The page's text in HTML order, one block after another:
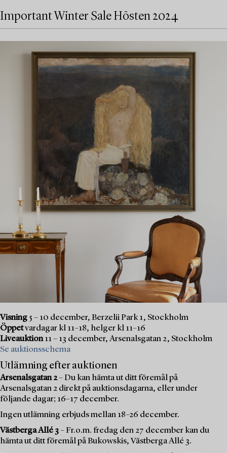
Important Winter Sale Hösten 2024
Visning 5 – 10 december, Berzelii Park 1, Stockholm
Öppetvardagar kl 11–18, helger kl 11–16
Liveauktion11 – 13 december, Arsenalsgatan 2, Stockholm
Se auktionsschema
Utlämning efter auktionen
Arsenalsgatan 2– Du kan hämta ut ditt föremål på
Arsenalsgatan 2 direkt på auktionsdagarna, eller under
följande dagar; 16–17 december.
Ingen utlämning erbjuds mellan 18–26 december.
Västberga Allé 3– Fr.o.m. fredag den 27 december kan du
hämta ut ditt föremål på Bukowskis, Västberga Allé 3.